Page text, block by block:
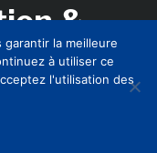
&
la meilleure
à utiliser ce
l'utilisation des